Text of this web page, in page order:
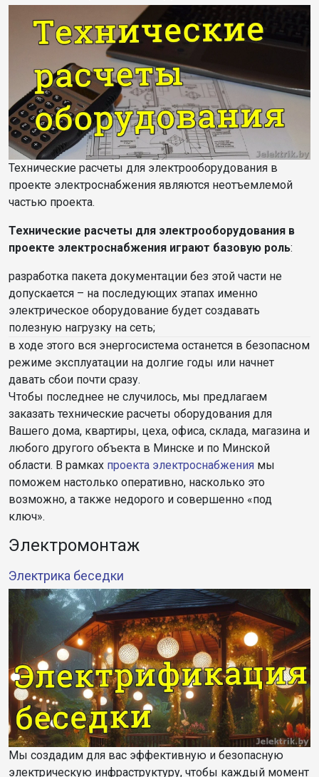
Технические расчеты для электрооборудования в
проекте электроснабжения являются неотъемлемой
частью проекта.
Технические расчеты для электрооборудования в
проекте электроснабжения играют базовую роль:
разработка пакета документации без этой части не
допускается – на последующих этапах именно
электрическое оборудование будет создавать
полезную нагрузку на сеть;
в ходе этого вся энергосистема останется в безопасном
режиме эксплуатации на долгие годы или начнет
давать сбои почти сразу.
Чтобы последнее не случилось, мы предлагаем
заказать технические расчеты оборудования для
Вашего дома, квартиры, цеха, офиса, склада, магазина и
любого другого объекта в Минске и по Минской
области. В рамках проекта электроснабжения мы
поможем настолько оперативно, насколько это
возможно, а также недорого и совершенно «под
ключ».
Электромонтаж
Электрика беседки
Мы создадим для вас эффективную и безопасную
электрическую инфраструктуру, чтобы каждый момент